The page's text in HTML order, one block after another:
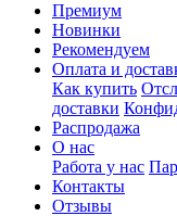
Премиум
Новинки
Рекомендуем
Оплата и
Как купить
доставки
Распродажа
О нас
Работа у нас
Контакты
Отзывы